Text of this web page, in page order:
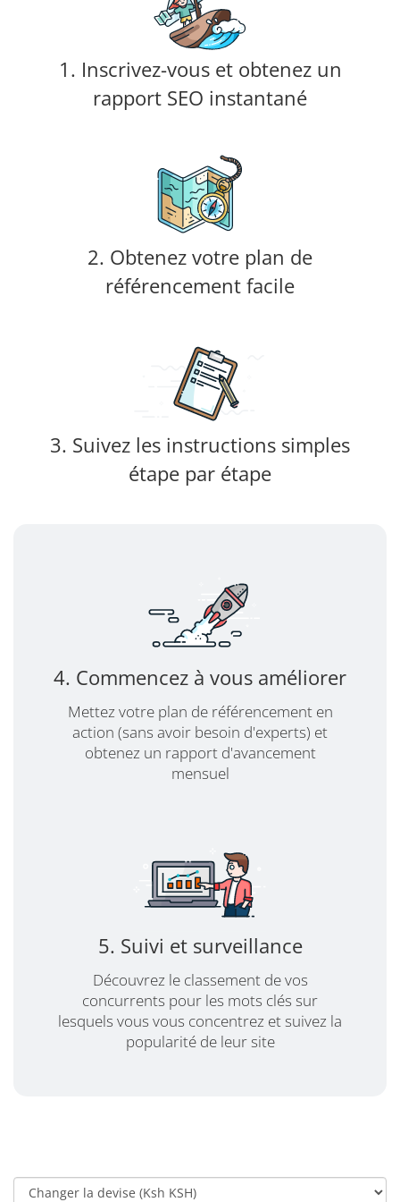
1. Inscrivez-vous et obtenez un
rapport SEO instantané
2. Obtenez votre plan de
référencement facile
3. Suivez les instructions simples
étape par étape
4. Commencez à vous améliorer
Mettez votre plan de référencement en
action (sans avoir besoin d'experts) et
obtenez un rapport d'avancement
mensuel
5. Suivi et surveillance
Découvrez le classement de vos
concurrents pour les mots clés sur
lesquels vous vous concentrez et suivez la
popularité de leur site